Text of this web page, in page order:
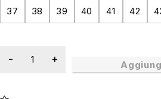
37 38 39 40 41 42